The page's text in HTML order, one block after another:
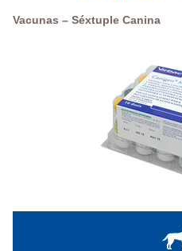
Vacunas – Séxtuple Canina